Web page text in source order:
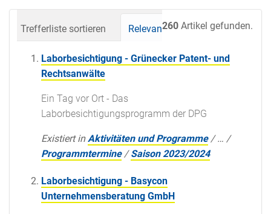
260 Artikel gefunden.
Trefferliste sortieren Relevanz Datum
Laborbesichtigung - Grünecker Patent- und
Rechtsanwälte
Ein Tag vor Ort - Das
Laborbesichtigungsprogramm der DPG
Existiert in Aktivitäten und Programme /… /
Programmtermine /Saison 2023/2024
Laborbesichtigung - Basycon
Unternehmensberatung GmbH